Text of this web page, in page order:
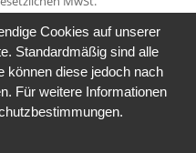
Cookies auf unserer
Standardmäßig sind alle
können diese jedoch nach
Für weitere Informationen